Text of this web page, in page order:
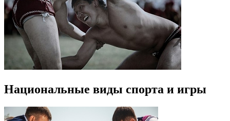
Национальные виды спорта и игры